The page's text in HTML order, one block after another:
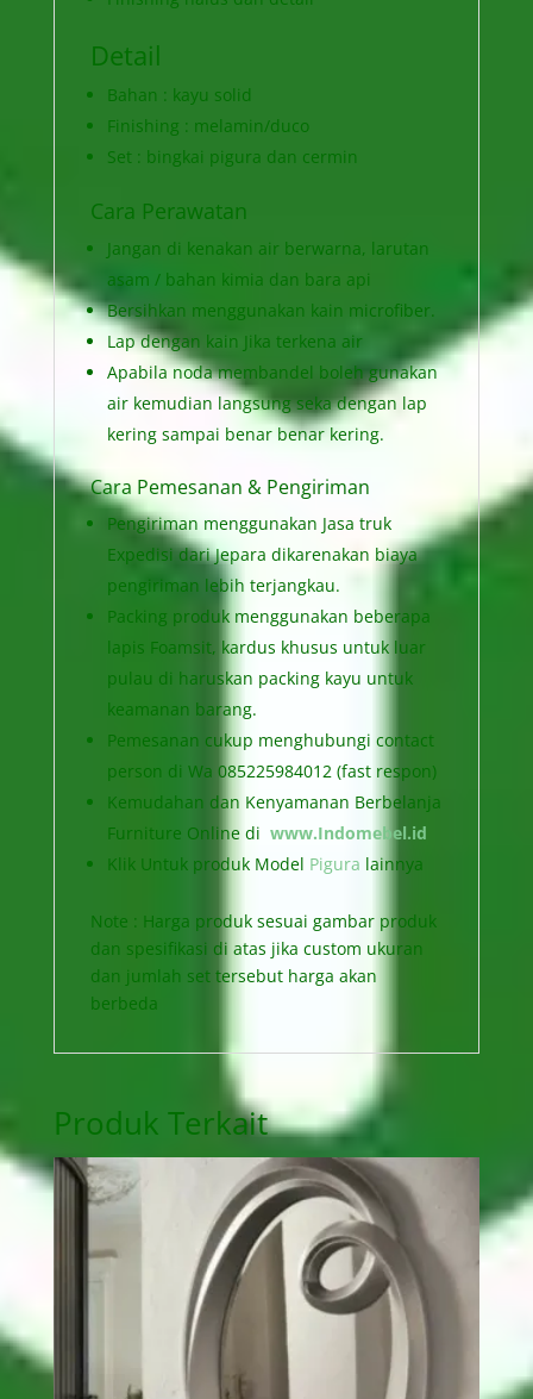
Detail
Bahan : kayu solid
Finishing : melamin/duco
Set : bingkai pigura dan cermin
Cara Perawatan
Jangan di kenakan air berwarna, larutan
asam / bahan kimia dan bara api
Bersihkan menggunakan kain microfiber.
Lap dengan kain Jika terkena air
Apabila noda membandel boleh gunakan
air kemudian langsung seka dengan lap
kering sampai benar benar kering.
Cara Pemesanan & Pengiriman
Pengiriman menggunakan Jasa truk
Expedisi dari Jepara dikarenakan biaya
pengiriman lebih terjangkau.
Packing produk menggunakan beberapa
lapis Foamsit, kardus khusus untuk luar
pulau di haruskan packing kayu untuk
keamanan barang.
Pemesanan cukup menghubungi contact
person di Wa 085225984012 (fast respon)
Kemudahan dan Kenyamanan Berbelanja
Furniture Online di www.Indomebel.id
Klik Untuk produk Model Pigura lainnya
Note : Harga produk sesuai gambar produk
dan spesifikasi di atas jika custom ukuran
dan jumlah set tersebut harga akan
berbeda
Produk Terkait